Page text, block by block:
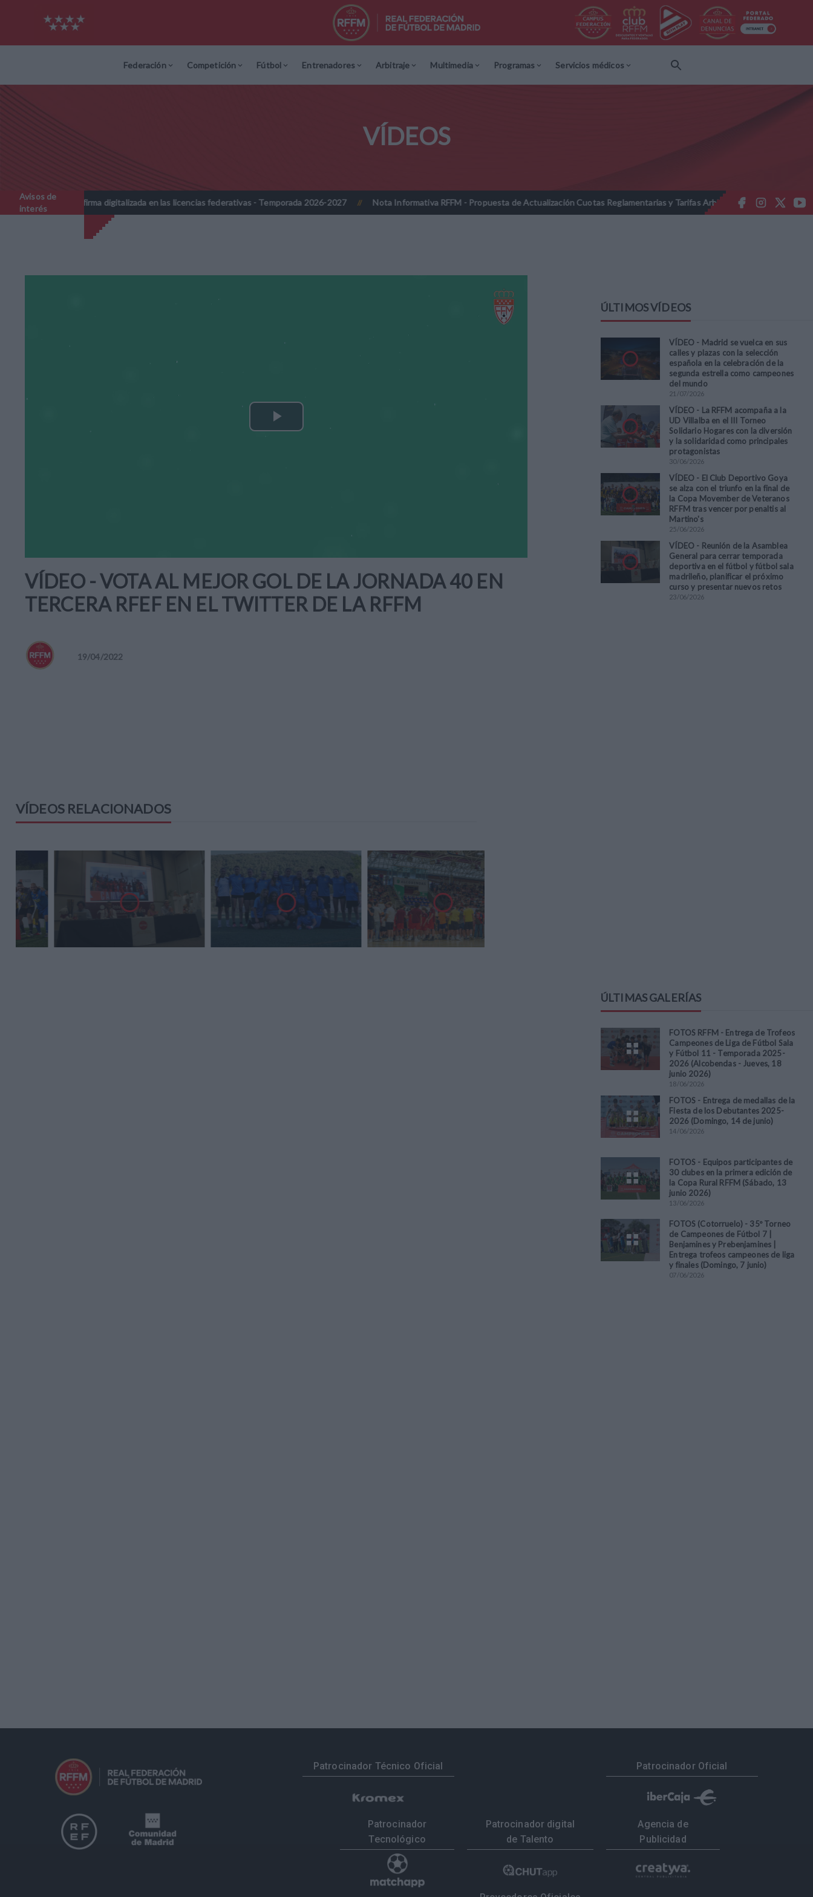
Federación Competición Fútbol Entrenadores Arbitraje Multimedia Programas Servicios médicos
VÍDEOS
Avisos de
interés
de la firma digitalizada en las licencias federativas - Temporada 2026-2027 // Nota Informativa RFFM - Propuesta de Actualización Cuotas Reglamentarias y Tarifas Arbitrales 2026-2027 // Nota
Play
VÍDEO - VOTA AL MEJOR GOL DE LA JORNADA 40 EN
TERCERA RFEF EN EL TWITTER DE LA RFFM
19/04/2022
VÍDEOS RELACIONADOS
ÚLTIMOS VÍDEOS
VÍDEO - Madrid se vuelca en sus
calles y plazas con la selección
española en la celebración de la
segunda estrella como campeones
del mundo
21 /07/2026
VÍDEO - La RFFM acompaña a la
UD Villalba en el III Torneo
Solidario Hogares con la diversión
y la solidaridad como principales
protagonistas
30/06/2026
VÍDEO - El Club Deportivo Goya
se alza con el triunfo en la final de
la Copa Movember de Veteranos
RFFM tras vencer por penaltis al
Martino's
25/06/2026
VÍDEO - Reunión de la Asamblea
General para cerrar temporada
deportiva en el fútbol y fútbol sala
madrileño, planificar el próximo
curso y presentar nuevos retos
23/06/2026
ÚLTIMAS GALERÍAS
FOTOS RFFM - Entrega de Trofeos
Campeones de Liga de Fútbol Sala
y Fútbol 11 - Temporada 2025-
2026 (Alcobendas - Jueves, 18
junio 2026)
18/06/2026
FOTOS - Entrega de medallas de la
Fiesta de los Debutantes 2025-
2026 (Domingo, 14 de junio)
14/06/2026
FOTOS - Equipos participantes de
30 clubes en la primera edición de
la Copa Rural RFFM (Sábado, 13
junio 2026)
13/06/2026
FOTOS (Cotorruelo) - 35º Torneo
de Campeones de Fútbol 7 |
Benjamines y Prebenjamines |
Entrega trofeos campeones de liga
y finales (Domingo, 7 junio)
07/06/2026
Patrocinador Técnico Oficial Patrocinador Oficial
Patrocinador
Tecnológico
Patrocinador digital
de Talento
Agencia de
Publicidad